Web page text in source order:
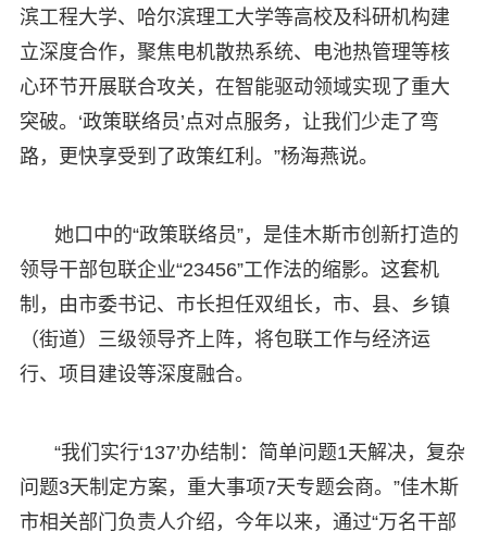
滨工程大学、哈尔滨理工大学等高校及科研机构建
立深度合作，聚焦电机散热系统、电池热管理等核
心环节开展联合攻关，在智能驱动领域实现了重大
突破。‘政策联络员’点对点服务，让我们少走了弯
路，更快享受到了政策红利。”杨海燕说。
她口中的“政策联络员”，是佳木斯市创新打造的
领导干部包联企业“23456”工作法的缩影。这套机
制，由市委书记、市长担任双组长，市、县、乡镇
（街道）三级领导齐上阵，将包联工作与经济运
行、项目建设等深度融合。
“我们实行‘137’办结制：简单问题1天解决，复杂
问题3天制定方案，重大事项7天专题会商。”佳木斯
市相关部门负责人介绍，今年以来，通过“万名干部